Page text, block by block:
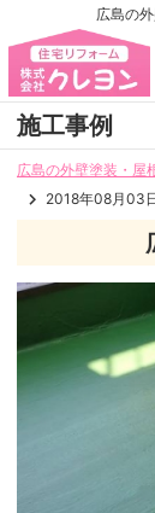
広島の
施工事例
広島の外壁塗装・屋
2018年08月03